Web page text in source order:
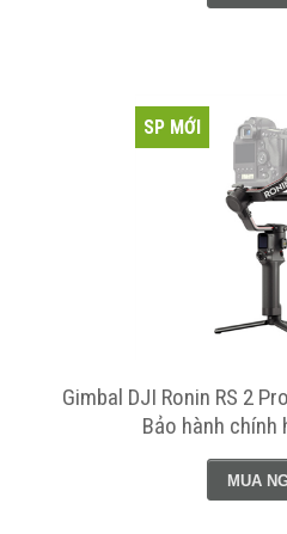
SP MỚI
Gimbal DJI Ronin RS 2
Bảo hành chính
MUA